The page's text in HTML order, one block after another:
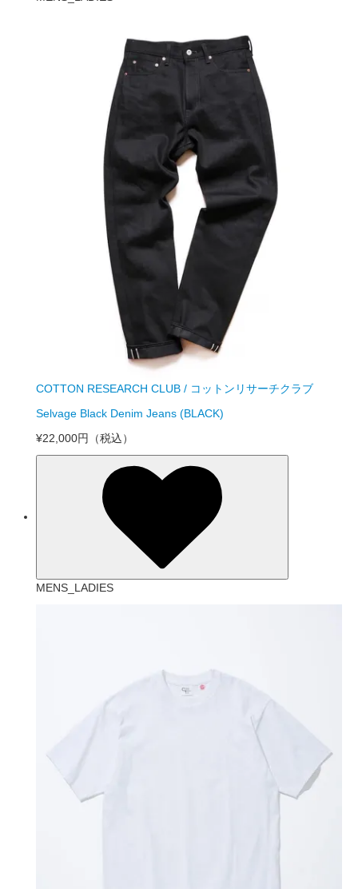
COTTON RESEARCH CLUB / コットンリサーチクラブ
Selvage Black Denim Jeans (BLACK)
¥22,000円
（税込）
MENS_LADIES